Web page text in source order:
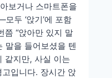
보거나 스마트폰을
두 ‘앉기’에 포함
쯤 “앉아만 있지 말
말을 들어보셨을 텐
같지만, 사실 이는
입니다. 장시간 앉